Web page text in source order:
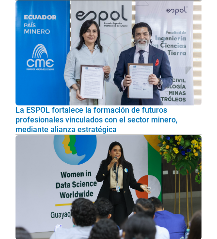
La ESPOL fortalece la formación de futuros
profesionales vinculados con el sector minero,
mediante alianza estratégica